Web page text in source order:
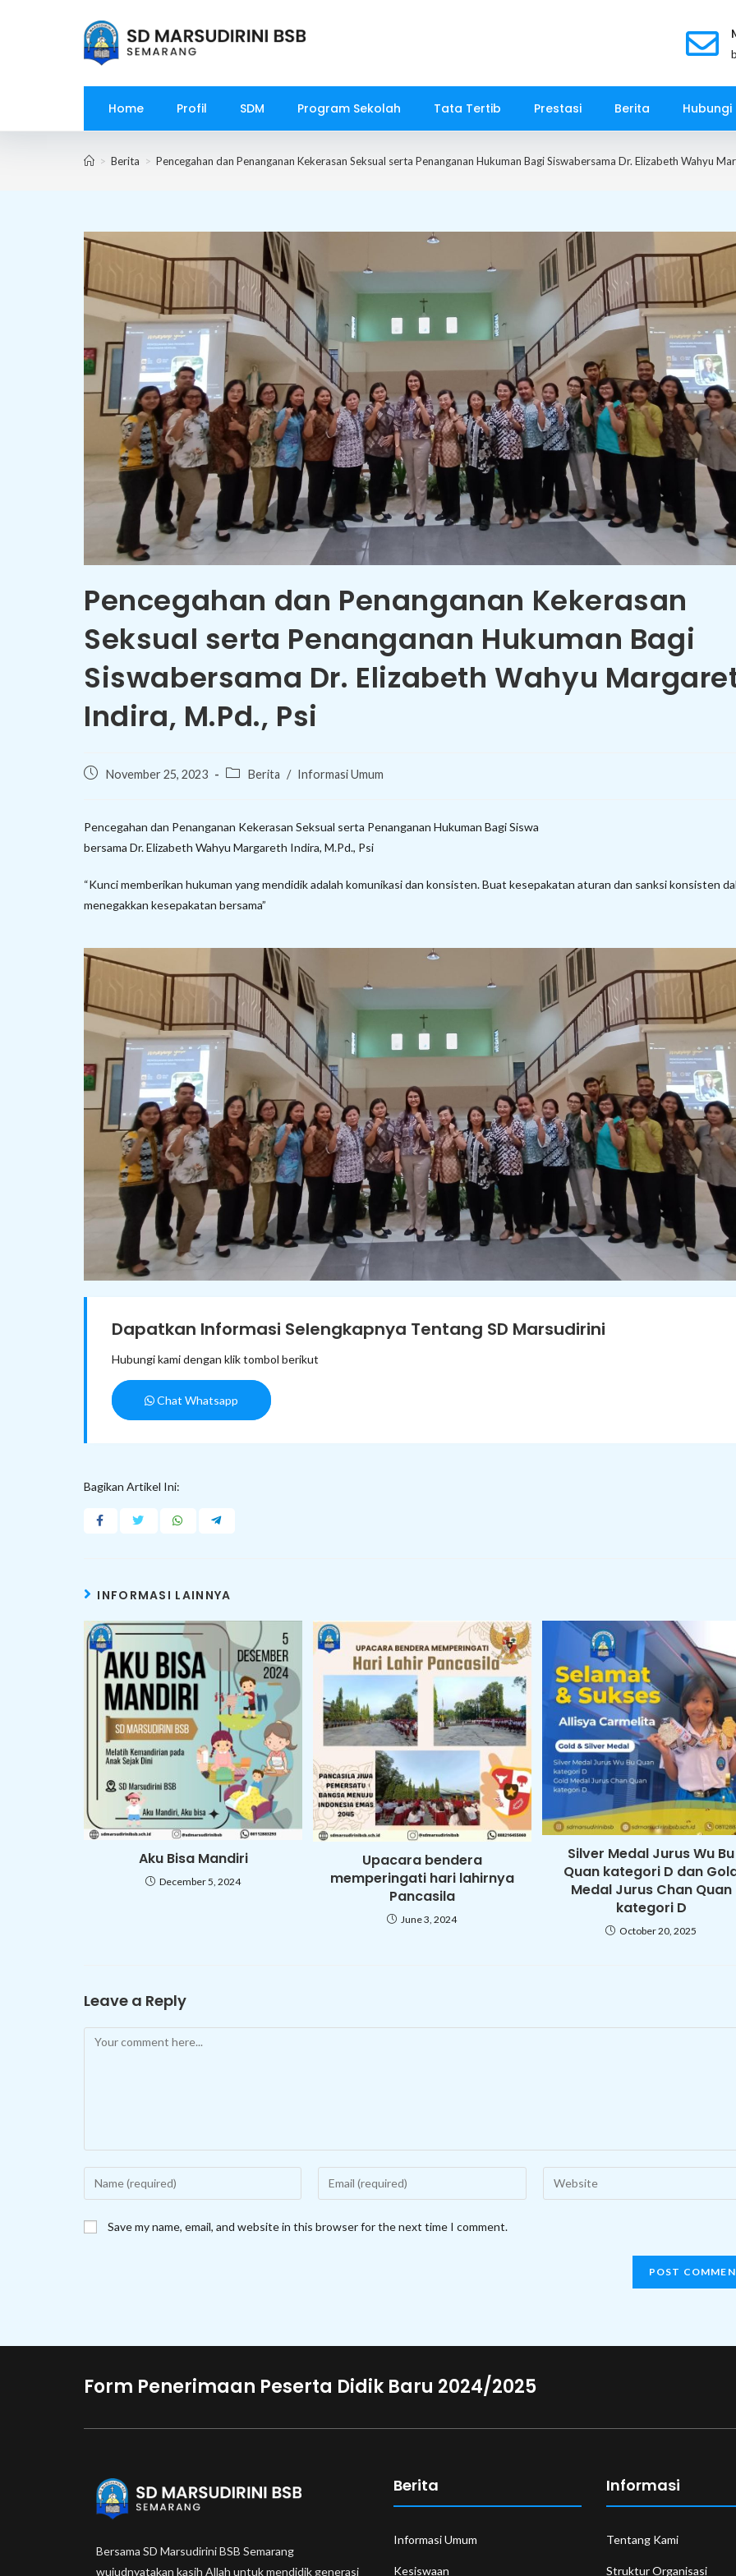
Home Profil SDM Program Sekolah Tata Tertib Prestasi Berita Hubungi
> Berita > Pencegahan dan Penanganan Kekerasan Seksual serta Penanganan Hukuman Bagi Siswabersama Dr. Elizabeth Wahyu
Pencegahan dan Penanganan Kekerasan
Seksual serta Penanganan Hukuman Bagi
Siswabersama Dr. Elizabeth Wahyu
Indira, M.Pd., Psi
PostNovember 25, 2023
PostBerita / Informasi Umum
Pencegahan dan Penanganan Kekerasan Seksual serta Penanganan Hukuman Bagi Siswa
bersama Dr. Elizabeth Wahyu Margareth Indira, M.Pd., Psi
“Kunci memberikan hukuman yang mendidik adalah komunikasi dan konsisten. Buat kesepakatan aturan dan sanksi konsisten
menegakkan kesepakatan bersama”
Dapatkan Informasi Selengkapnya Tentang SD Marsudirini
Hubungi kami dengan klik tombol berikut
Chat Whatsapp
Bagikan Artikel Ini:
INFORMASI LAINNYA
Aku Bisa Mandiri
December 5, 2024
Upacara bendera
memperingati hari lahirnya
Pancasila
June 3, 2024
Silver Medal Jurus Wu Bu
Quan kategori D dan
Medal Jurus Chan Quan
kategori D
October 20, 2025
Leave a Reply
Comment
Enter
your
name
or
Enter
your
Enter
your
Save my name, email, and website in this browser for the next time I comment.
Form Penerimaan Peserta Didik Baru 2024/2025
Bersama SD Marsudirini BSB Semarang
wujudnyatakan kasih Allah untuk mendidik generasi
Berita
Informasi Umum
Kesiswaan
Informasi
Tentang Kami
Struktur Organisasi